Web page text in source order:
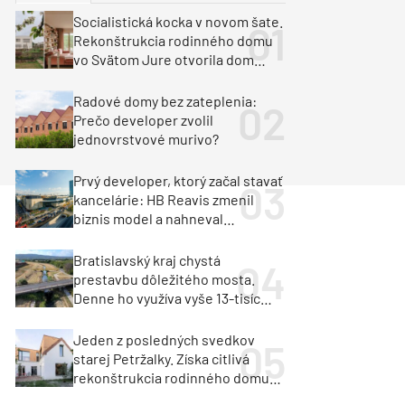
Klimatizácia a vetranie
Milan Murcka
Socialistická kocka v novom šate.
Rekonštrukcia rodinného domu
vo Svätom Jure otvorila dom
Radové domy bez zateplenia:
Prečo developer zvolil
jednovrstvové murivo?
Prvý developer, ktorý začal stavať
kancelárie: HB Reavis zmenil
biznis model a nahneval
Bratislavský kraj chystá
prestavbu dôležitého mosta.
Denne ho využíva vyše 13-tisíc
Jeden z posledných svedkov
starej Petržalky. Získa citlivá
rekonštrukcia rodinného domu